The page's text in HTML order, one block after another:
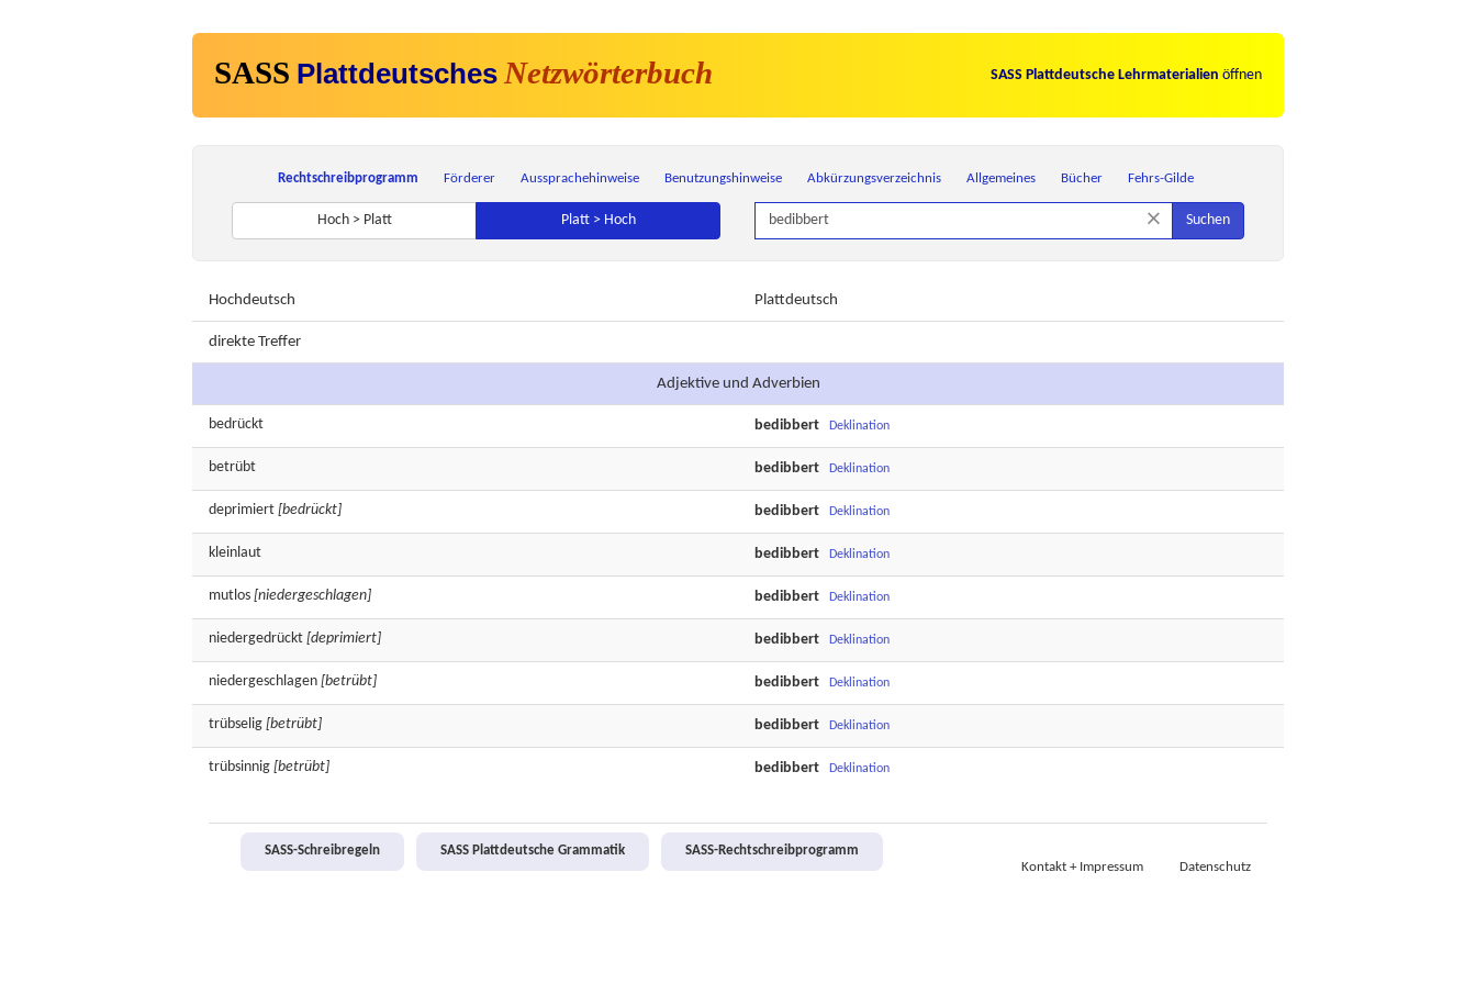
SASS Plattdeutsches Netzwörterbuch SASS Plattdeutsche Lehrmaterialien öffnen
Rechtschreibprogramm Förderer Aussprachehinweise Benutzungshinweise Abkürzungsverzeichnis Allgemeines Bücher Fehrs-Gilde
Hoch > Platt Platt > Hoch × Suchen
Hochdeutsch Plattdeutsch
direkte Treffer
Adjektive und Adverbien
bedrückt bedibbert Deklination
betrübt bedibbert Deklination
deprimiert [bedrückt] bedibbert Deklination
kleinlaut bedibbert Deklination
mutlos [niedergeschlagen] bedibbert Deklination
niedergedrückt [deprimiert] bedibbert Deklination
niedergeschlagen [betrübt] bedibbert Deklination
trübselig [betrübt] bedibbert Deklination
trübsinnig [betrübt] bedibbert Deklination
SASS-Schreibregeln SASS Plattdeutsche Grammatik
SASS-Rechtschreibprogramm
Kontakt + Impressum
Datenschutz